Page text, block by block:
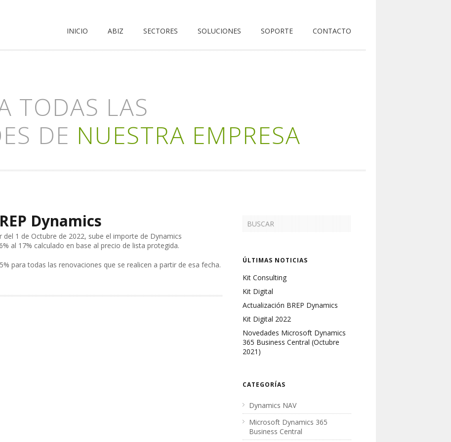
INICIO ABIZ SECTORES SOLUCIONES SOPORTE CONTACTO
TODAS LAS
DE NUESTRA EMPRESA
Dynamics
1 de Octubre de 2022, sube el importe de Dynamics
al 17% calculado en base al precio de lista protegida.
para todas las renovaciones que se realicen a partir de esa fecha. ÚLTIMAS NOTICIAS
Kit Consulting
Kit Digital
Actualización BREP Dynamics
Kit Digital 2022
Novedades Microsoft Dynamics
365 Business Central (Octubre
2021)
CATEGORÍAS
Dynamics NAV
Microsoft Dynamics 365
Business Central